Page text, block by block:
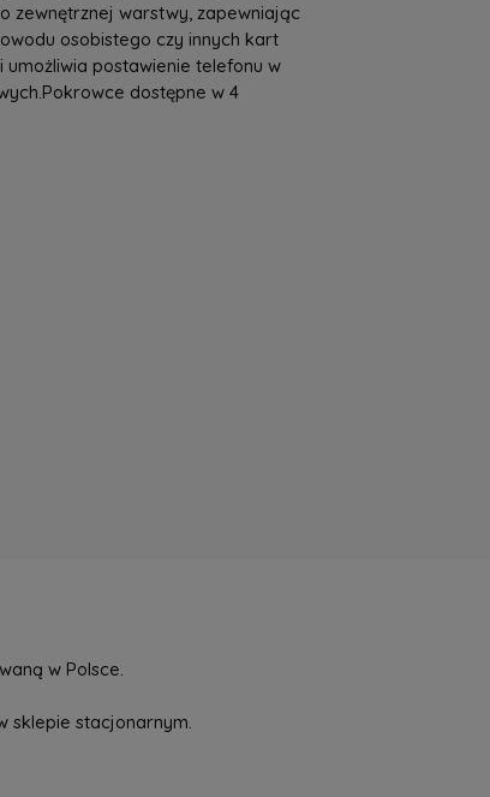
zewnętrznej warstwy, zapewniając
osobistego czy innych kart
postawienie telefonu w
dostępne w 4
w Polsce.
sklepie stacjonarnym.